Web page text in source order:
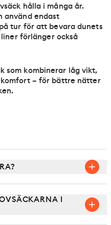
hålla i många år.
använd endast
tur för att bevara dunets
förlänger också
som kombinerar låg vikt,
komfort – för bättre nätter
I